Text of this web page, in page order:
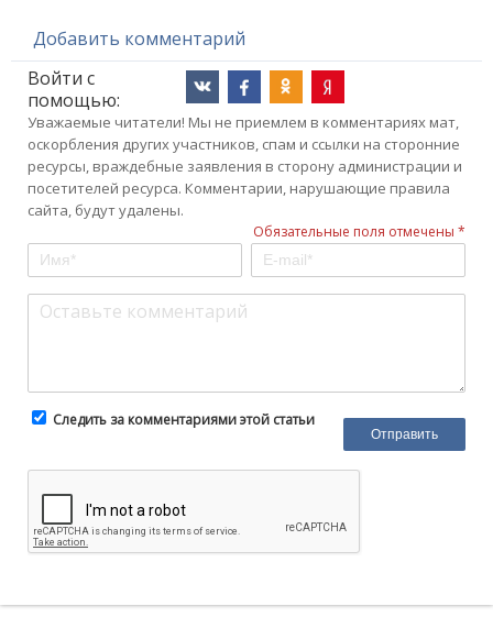
Добавить комментарий
Войти с
помощью:
Уважаемые читатели! Мы не приемлем в комментариях мат,
оскорбления других участников, спам и ссылки на сторонние
ресурсы, враждебные заявления в сторону администрации и
посетителей ресурса. Комментарии, нарушающие правила
сайта, будут удалены.
Обязательные поля отмечены *
Следить за комментариями этой статьи